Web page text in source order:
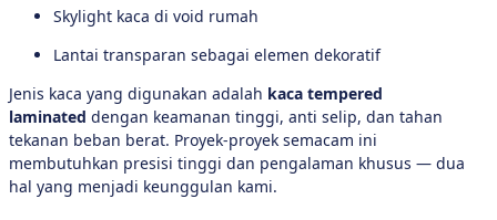
Skylight kaca di void rumah
Lantai transparan sebagai elemen dekoratif
Jenis kaca yang digunakan adalah kaca tempered
laminated dengan keamanan tinggi, anti selip, dan tahan
tekanan beban berat. Proyek-proyek semacam ini
membutuhkan presisi tinggi dan pengalaman khusus — dua
hal yang menjadi keunggulan kami.